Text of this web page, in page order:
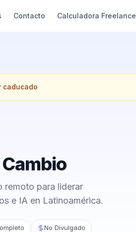
Contacto Calculadora Freelance
caducado
remoto para liderar
e IA en Latinoamérica.
No Divulgado